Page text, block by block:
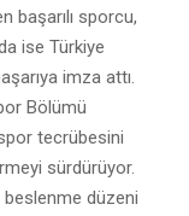
başarılı sporcu,
ise Türkiye
imza attı.
Bölümü
tecrübesini
sürdürüyor.
düzeni